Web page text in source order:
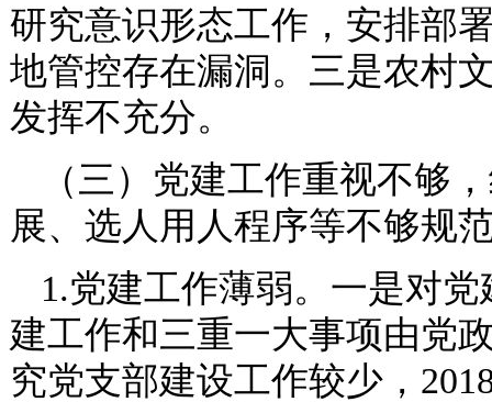
研究意识形态工作，安排部
地管控存在漏洞。三是农村
发挥不充分。
（三）党建工作重视不够
展、选人用人程序等不够规
1.党建工作薄弱。一是对
建工作和三重一大事项由党
究党支部建设工作较少，